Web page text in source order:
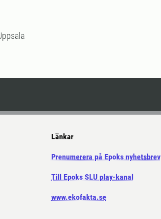
Länkar
Prenumerera på Epoks nyhetsbrev
Till Epoks SLU play-kanal
www.ekofakta.se